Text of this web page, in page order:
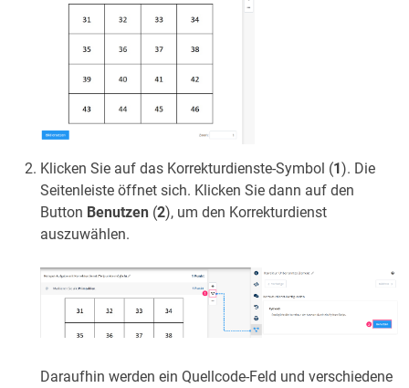
Klicken Sie auf das Korrekturdienste-Symbol (1). Die
Seitenleiste öffnet sich. Klicken Sie dann auf den
Button Benutzen (2), um den Korrekturdienst
auszuwählen.
Daraufhin werden ein Quellcode-Feld und verschiedene